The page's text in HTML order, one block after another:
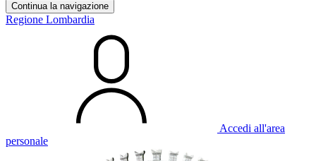
Continua la navigazione
Regione Lombardia
Accedi all'area
personale